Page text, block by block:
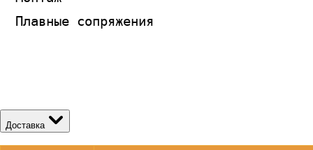
Плавные сопряжения
Доставка